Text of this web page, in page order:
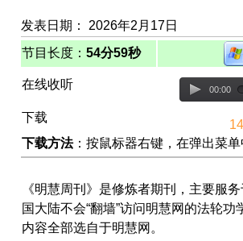
发表日期： 2026年2月17日
节目长度： 54分59秒
在线收听 00:00
下载
下载方法：按鼠标器右键，在弹出菜
《明慧周刊》是修炼者期刊，主要服
国大陆不会“翻墙”访问明慧网的法轮功
内容全部选自于明慧网。